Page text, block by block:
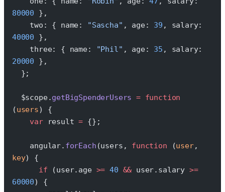
80000 },
    two: { name:
"Sascha" , age: 39
40000 },
    three: { name:
"Phil" , age: 35
20000 },
  };
  $scope.
getBigSpenderUsers = function
(users) {
    var
result = {};
    angular.
forEach (users, function (user
key) {
      if
(user.age >= 40 && user.salary >=
60000) {